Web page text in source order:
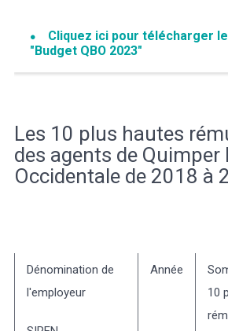
Cliquez ici pour télécharger le
"Budget QBO 2023"
Les 10 plus hautes
des agents de Quimper
Occidentale de 2018 à
Dénomination de
l'employeur
Année
10